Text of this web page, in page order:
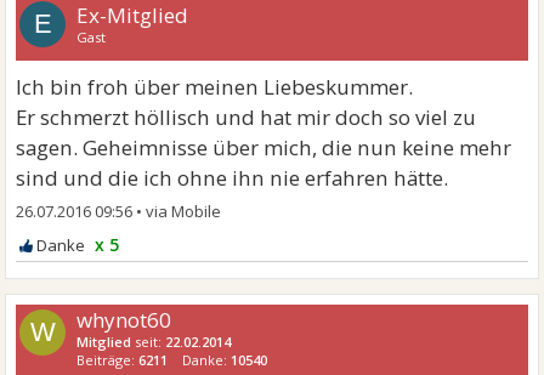
E Ex-Mitglied
Gast
Ich bin froh über meinen Liebeskummer.
Er schmerzt höllisch und hat mir doch so viel zu
sagen. Geheimnisse über mich, die nun keine mehr
sind und die ich ohne ihn nie erfahren hätte.
26.07.2016 09:56 •
x 5
W whynot60
Mitglied seit: 22.02.2014
Beiträge:6211 Danke: 10540